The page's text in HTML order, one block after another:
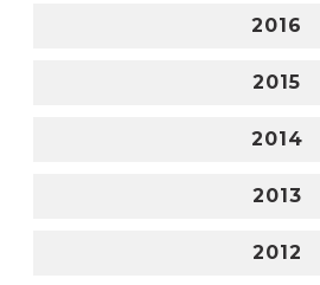
2016
2015
2014
2013
2012